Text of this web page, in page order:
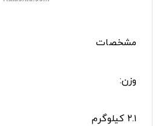
مشخصات
وزن:
۲.۱ کیلوگرم